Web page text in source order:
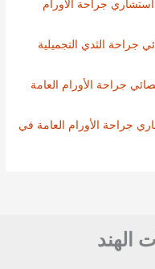
جراحة الأورام
جراحة الثدي التجميلية
جراحة الأورام العامة
جراحة الأورام العامة في
الهند